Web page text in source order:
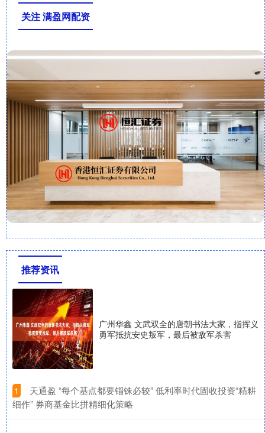
关注 满盈网配资
推荐资讯
广州华鑫 文武双全的唐朝书法大家，指挥义
勇军抵抗安史叛军，最后被敌军杀害
1
​天通盈 “每个基点都要锱铢必较” 低利率时代固收投资“精耕
细作” 券商基金比拼精细化策略